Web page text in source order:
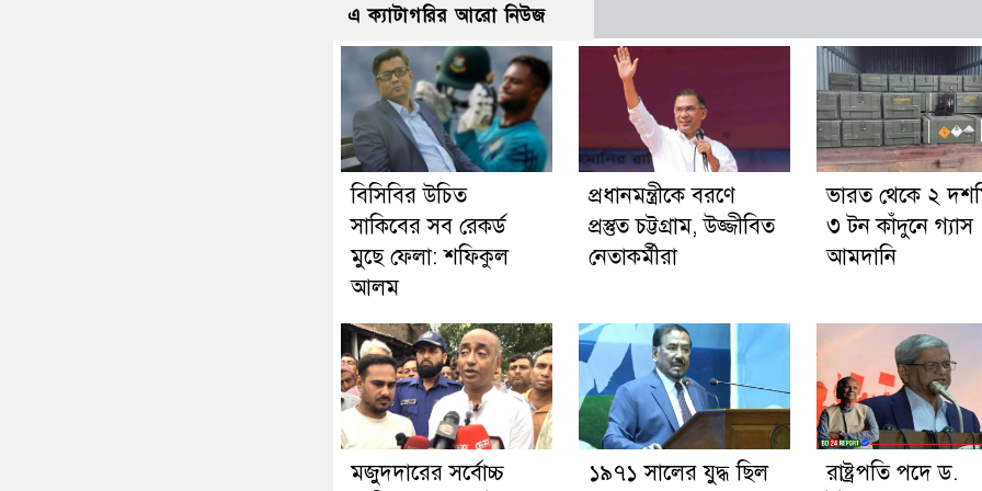
এ ক্যাটাগরির আরো নিউজ
বিসিবির উচিত
সাকিবের সব রেকর্ড
মুছে ফেলা: শফিকুল
আলম
প্রধানমন্ত্রীকে বরণে
প্রস্তুত চট্টগ্রাম, উজ্জীবিত
নেতাকর্মীরা
ভারত থেকে ২
৩ টন কাঁদুনে গ্যাস
আমদানি
মজুদদারের সর্বোচ্চ
১৯৭১ সালের যুদ্ধ ছিল
রাষ্ট্রপতি পদে ড.